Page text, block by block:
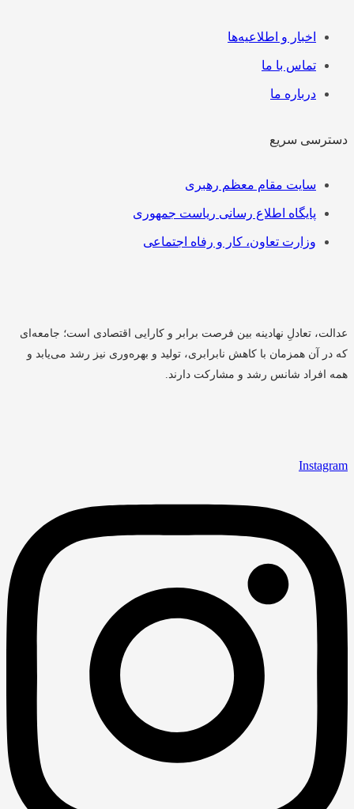
فهرستاخبار و اطلاعیه‌ها
تماس با ما
درباره ما
دسترسی سریع
فهرستسایت مقام معظم رهبری
پایگاه اطلاع رسانی ریاست جمهوری
وزارت تعاون، کار و رفاه اجتماعی
عدالت، تعادلِ نهادینه بین فرصت برابر و کارایی اقتصادی است؛ جامعه‌ای
که در آن همزمان با کاهش نابرابری، تولید و بهره‌وری نیز رشد می‌یابد و
همه افراد شانس رشد و مشارکت دارند.
Instagram